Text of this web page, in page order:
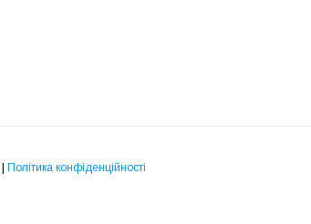
Політика конфіденційності